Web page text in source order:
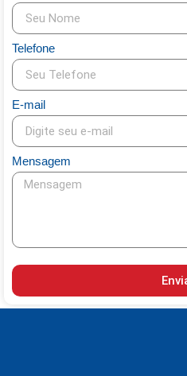
Telefone
E-mail
Mensagem